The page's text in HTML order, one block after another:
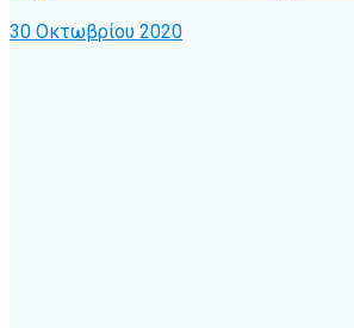
30 Οκτωβρίου 2020